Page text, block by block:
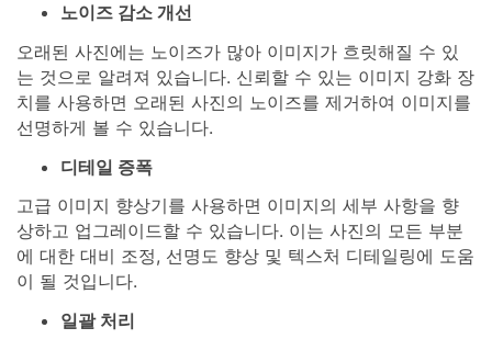
노이즈 감소 개선
오래된 사진에는 노이즈가 많아 이미지가 흐릿해질 수 있
는 것으로 알려져 있습니다. 신뢰할 수 있는 이미지 강화 장
치를 사용하면 오래된 사진의 노이즈를 제거하여 이미지를
선명하게 볼 수 있습니다.
디테일 증폭
고급 이미지 향상기를 사용하면 이미지의 세부 사항을 향
상하고 업그레이드할 수 있습니다. 이는 사진의 모든 부분
에 대한 대비 조정, 선명도 향상 및 텍스처 디테일링에 도움
이 될 것입니다.
일괄 처리